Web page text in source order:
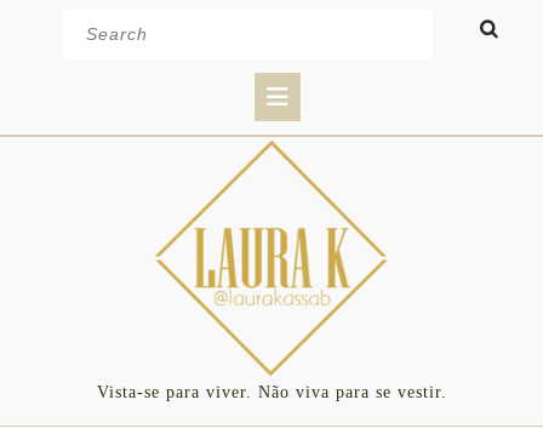
Button
Vista-se para viver. Não viva para se vestir.